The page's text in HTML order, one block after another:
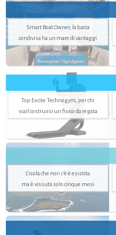
Smart Boat Owner, la barca
condivisa ha un mare di vantaggi
Top Excite Technogym, per chi
vuol costruirsi un fisico da regata
L’isola che non c'è è esistita
ma è vissuta solo cinque mesi